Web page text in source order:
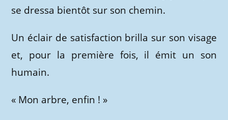
se dressa bientôt sur son chemin.
Un éclair de satisfaction brilla sur son visage
et, pour la première fois, il émit un son
humain.
« Mon arbre, enfin ! »